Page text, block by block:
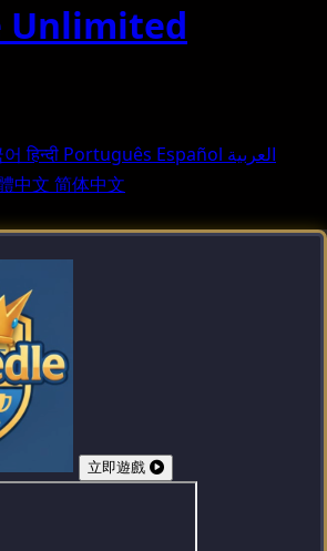
Unlimited
हिन्दी Português Español العربية
中文 简体中文
立即遊戲